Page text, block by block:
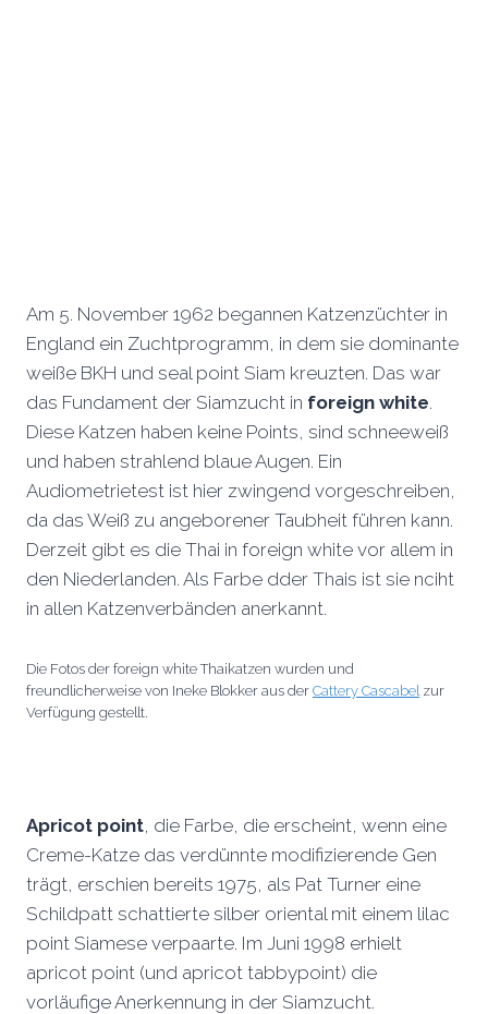
Am 5. November 1962 begannen Katzenzüchter in
England ein Zuchtprogramm, in dem sie dominante
weiße BKH und seal point Siam kreuzten. Das war
das Fundament der Siamzucht in foreign white.
Diese Katzen haben keine Points, sind schneeweiß
und haben strahlend blaue Augen. Ein
Audiometrietest ist hier zwingend vorgeschreiben,
da das Weiß zu angeborener Taubheit führen kann.
Derzeit gibt es die Thai in foreign white vor allem in
den Niederlanden. Als Farbe dder Thais ist sie nciht
in allen Katzenverbänden anerkannt.
Die Fotos der foreign white Thaikatzen wurden und
freundlicherweise von Ineke Blokker aus der Cattery Cascabelzur
Verfügung gestellt.
Apricot point, die Farbe, die erscheint, wenn eine
Creme-Katze das verdünnte modifizierende Gen
trägt, erschien bereits 1975, als Pat Turner eine
Schildpatt schattierte silber oriental mit einem lilac
point Siamese verpaarte. Im Juni 1998 erhielt
apricot point (und apricot tabbypoint) die
vorläufige Anerkennung in der Siamzucht.